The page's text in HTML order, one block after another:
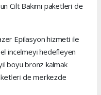
Cilt Bakımı paketleri de
Epilasyon hizmeti ile
incelmeyi hedefleyen
boyu bronz kalmak
de merkezde